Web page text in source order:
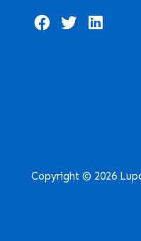
Copyright © 2026